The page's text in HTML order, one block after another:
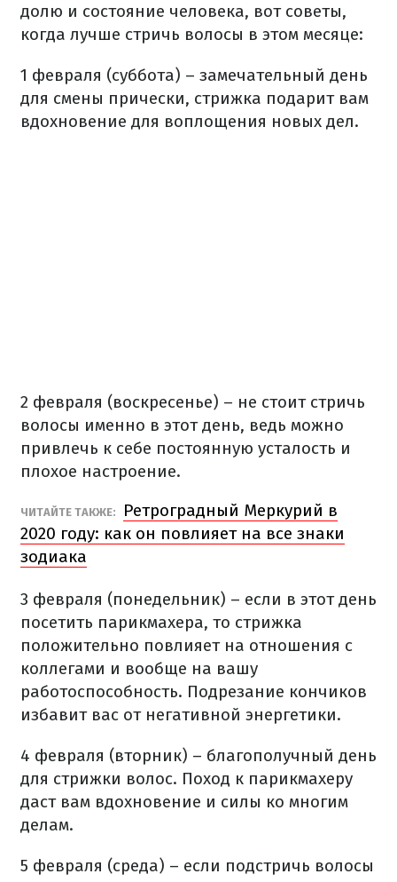
долю и состояние человека, вот советы,
когда лучше стричь волосы в этом месяце:
1 февраля (суббота) – замечательный день
для смены прически, стрижка подарит вам
вдохновение для воплощения новых дел.
2 февраля (воскресенье) – не стоит стричь
волосы именно в этот день, ведь можно
привлечь к себе постоянную усталость и
плохое настроение.
ЧИТАЙТЕ ТАКЖЕ:
Ретроградный Меркурий в
2020 году: как он повлияет на все знаки
зодиака
3 февраля (понедельник) – если в этот день
посетить парикмахера, то стрижка
положительно повлияет на отношения с
коллегами и вообще на вашу
работоспособность. Подрезание кончиков
избавит вас от негативной энергетики.
4 февраля (вторник) – благополучный день
для стрижки волос. Поход к парикмахеру
даст вам вдохновение и силы ко многим
делам.
5 февраля (среда) – если подстричь волосы